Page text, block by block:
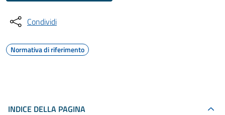
Condividi
Normativa di riferimento
INDICE DELLA PAGINA